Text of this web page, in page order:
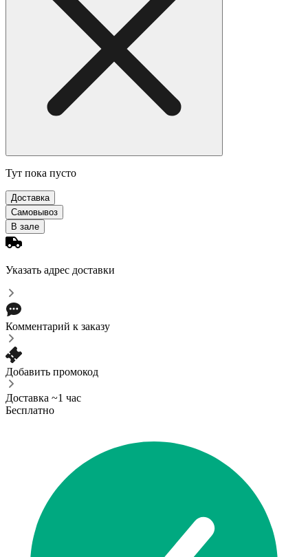
Тут пока пусто
Доставка
Самовывоз
В зале
Указать адрес доставки
Комментарий к заказу
Добавить промокод
Доставка ~1 час
Бесплатно